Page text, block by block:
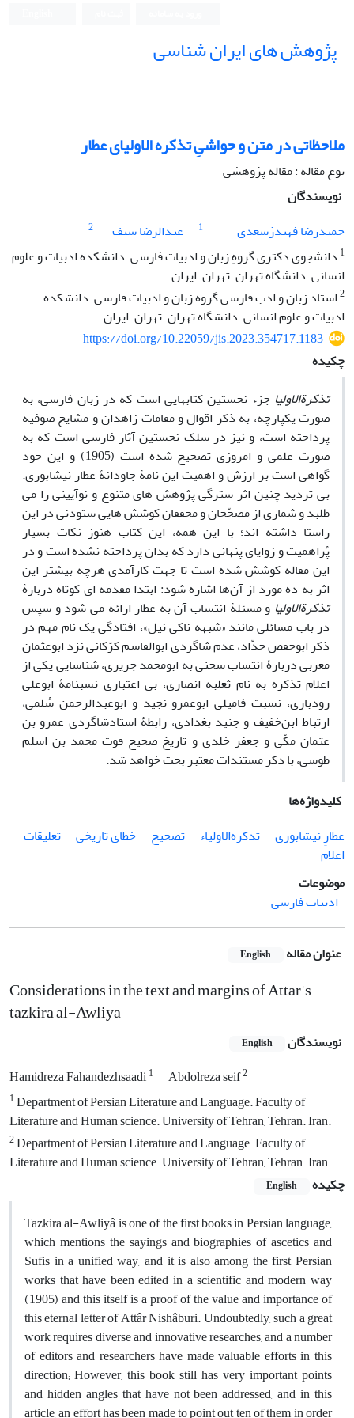
پژوهش های ایران شناسی
ملاحظاتی در متن و حواشیِ تذکره الاولیای عطار
نوع مقاله : مقاله پژوهشی
نویسندگان
حمیدرضا فهندژسعدی
1 عبدالرضا سیف
2
1 دانشجوی دکتری گروهِ زبان و ادبیات فارسی. دانشکده ادبیات و علوم
انسانی. دانشگاه تهران. تهران. ایران.
2استاد زبان و ادب فارسی گروه زبان و ادبیات فارسی. دانشکده
ادبیات و علوم انسانی. دانشگاه تهران. تهران. ایران.
https://doi.org/10.22059/jis.2023.354717.1183
چکیده
تذکرة‏الاولیاجزء نخستین کتاب‏هایی است که در زبان فارسی، به
صورت یکپارچه، به ذکر اقوال و مقامات زاهدان و مشایخ صوفیه
پرداخته است، و نیز در سلک نخستین آثار فارسی است که به
صورت علمی و امروزی تصحیح شده است (1905) و این خود
گواهی است بر ارزش‏ و اهمیت این نامۀ جاودانۀ عطار نیشابوری.
بی ‏تردید چنین اثر سترگی پژوهش ‏های متنوع و نوآیینی را می‏
طلبد و شماری از مصحّحان و محققان کوشش ‏هایی ستودنی در این
راستا داشته‏ اند؛ با این همه، این کتاب هنوز نکات بسیار
پُراهمیت و زوایای پنهانی دارد که بدان پرداخته نشده است و در
این مقاله کوشش شده است تا جهت کارآمدی هرچه بیشتر این
اثر به ده مورد از آن‌ها اشاره شود: ابتدا مقدمه ‏ای کوتاه دربارۀ
تذکرة‏الاولیا و مسئلۀ انتساب آن به عطار ارائه می ‏شود و سپس
در باب مسائلی مانند «شبهه‏ ناکی نیل»، افتادگی یک نام مهم در
ذکر ابوحفص حدّاد، عدم شاگردی ابوالقاسم کرّکانی نزد ابوعثمان
مغربی دربارۀ انتساب سخنی به ابومحمد جریری، شناسایی یکی از
اعلام تذکره به نام ثعلبه انصاری، بی ‏اعتباری نسب‏نامۀ ابوعلی
رودباری، نسبت فامیلی ابوعمرو نجید و ابوعبدالرحمن سُلمی،
ارتباط ابن‌خفیف و جنید بغدادی، رابطۀ استادشاگردی عمرو بن
عثمان مکّی و جعفر خلدی و تاریخ صحیح فوت محمد بن اسلم
طوسی، با ذکر مستندات معتبر بحث خواهد شد.
کلیدواژه‌ها
عطارِ نیشابوری
تذکرة‌الاولیاء تصحیح خطای تاریخی
تعلیقات
اعلام
موضوعات
ادبیات فارسی
عنوان مقاله English
Considerations in the text and margins of Attar's
tazkira al-Awliya
نویسندگان English
Hamidreza Fahandezhsaadi1 Abdolreza seif2
1Department of Persian Literature and Language. Faculty of
Literature and Human science. University of Tehran, Tehran. Iran.
2Department of Persian Literature and Language. Faculty of
Literature and Human science. University of Tehran, Tehran. Iran.
چکیده
English
Tazkira al-Awliyâ is one of the first books in Persian language,
which mentions the sayings and biographies of ascetics and
Sufis in a unified way, and it is also among the first Persian
works that have been edited in a scientific and modern way
(1905) and this itself is a proof of the value and importance of
this eternal letter of Attâr Nishâburi. Undoubtedly, such a great
work requires diverse and innovative researches, and a number
of editors and researchers have made valuable efforts in this
direction; However, this book still has very important points
and hidden angles that have not been addressed, and in this
article, an effort has been made to point out ten of them in order